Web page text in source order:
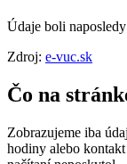
Údaje boli
Zdroj: e-vuc.sk
Čo na
Zobrazujeme iba
hodiny alebo